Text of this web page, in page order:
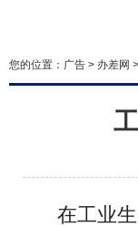
您的位置： 广告 > 办差网 >
在工业